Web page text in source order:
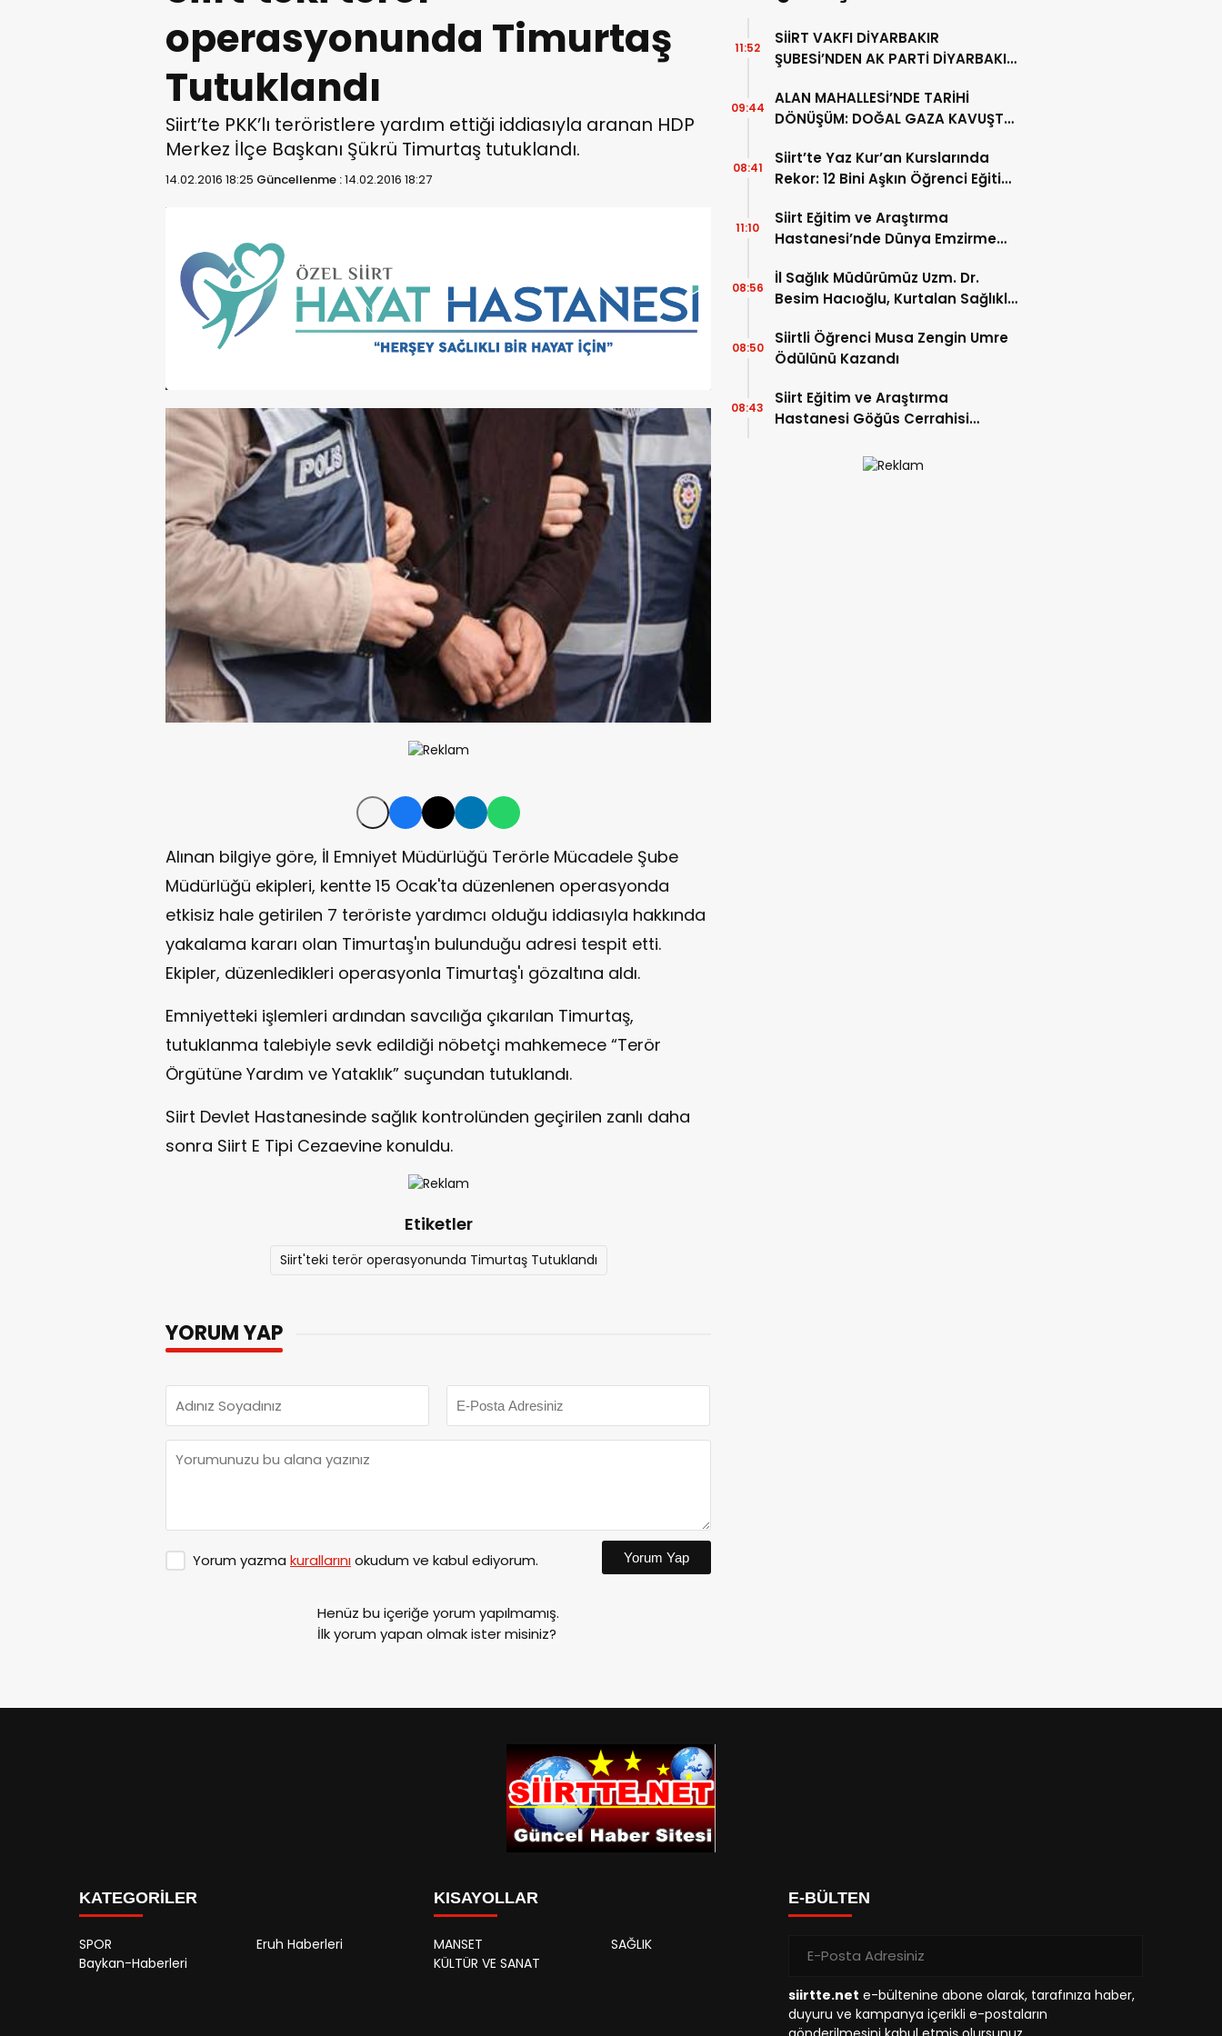
operasyonunda Timurtaş
Tutuklandı
Siirt’te PKK’lı teröristlere yardım ettiği iddiasıyla aranan HDP
Merkez İlçe Başkanı Şükrü Timurtaş tutuklandı.
14.02.2016 18:25 Güncellenme :14.02.2016 18:27
Alınan bilgiye göre, İl Emniyet Müdürlüğü Terörle Mücadele Şube
Müdürlüğü ekipleri, kentte 15 Ocak'ta düzenlenen operasyonda
etkisiz hale getirilen 7 teröriste yardımcı olduğu iddiasıyla hakkında
yakalama kararı olan Timurtaş'ın bulunduğu adresi tespit etti.
Ekipler, düzenledikleri operasyonla Timurtaş'ı gözaltına aldı.
Emniyetteki işlemleri ardından savcılığa çıkarılan Timurtaş,
tutuklanma talebiyle sevk edildiği nöbetçi mahkemece “Terör
Örgütüne Yardım ve Yataklık” suçundan tutuklandı.
Siirt Devlet Hastanesinde sağlık kontrolünden geçirilen zanlı daha
sonra Siirt E Tipi Cezaevine konuldu.
Etiketler
Siirt'teki terör operasyonunda Timurtaş Tutuklandı
YORUM YAP
Yorum yazma kurallarınıokudum ve kabul ediyorum. Yorum Yap
Henüz bu içeriğe yorum yapılmamış.
İlk yorum yapan olmak ister misiniz?
SİİRT VAKFI DİYARBAKIR
ŞUBESİ’NDEN AK PARTİ DİYARBAKIR
ZİYARETİ
11:52
ALAN MAHALLESİ’NDE TARİHİ
DÖNÜŞÜM: DOĞAL GAZA KAVUŞTU,
09:44
Siirt’te Yaz Kur’an Kurslarında
Rekor: 12 Bini Aşkın Öğrenci Eğitim
08:41
Siirt Eğitim ve Araştırma
Hastanesi’nde Dünya Emzirme
11:10
İl Sağlık Müdürümüz Uzm. Dr.
Besim Hacıoğlu, Kurtalan Sağlıklı
08:56
Siirtli Öğrenci Musa Zengin Umre
Ödülünü Kazandı
08:50
Siirt Eğitim ve Araştırma
Hastanesi Göğüs Cerrahisi
“Akciğer Nodülleri Her Zaman
08:43
KATEGORİLER
SPOR
Eruh Haberleri
Baykan-Haberleri
KISAYOLLAR
MANSET
SAĞLIK
KÜLTÜR VE SANAT
E-BÜLTEN
siirtte.net e-bültenine abone olarak, tarafınıza haber,
duyuru ve kampanya içerikli e-postaların